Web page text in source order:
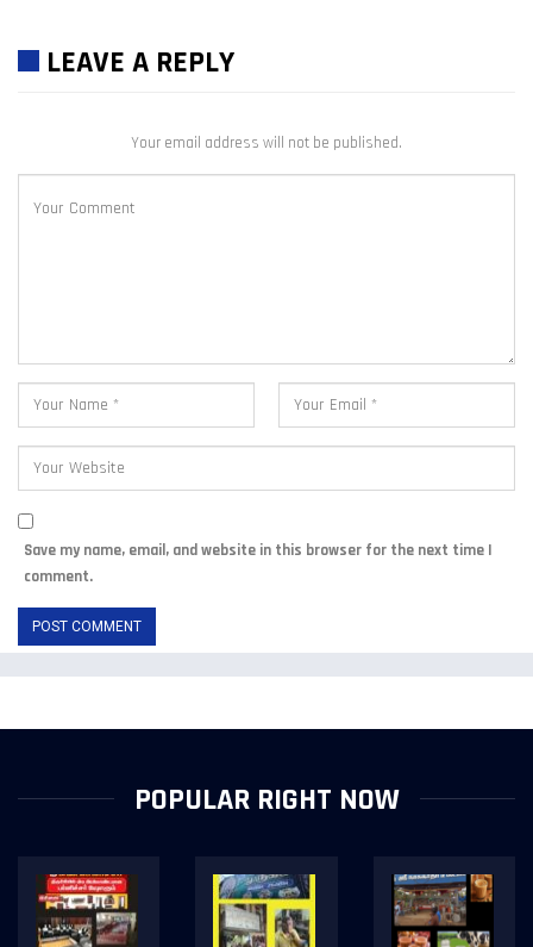
LEAVE A REPLY
Your email address will not be published.
Save my name, email, and website in this browser for the next time I
comment.
POPULAR RIGHT NOW